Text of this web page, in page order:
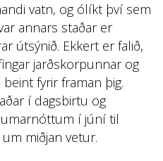
vatn, og ólíkt því sem
annars staðar er
útsýnið. Ekkert er falið,
jarðskorpunnar og
fyrir framan þig.
í dagsbirtu og
í júní til
miðjan vetur.